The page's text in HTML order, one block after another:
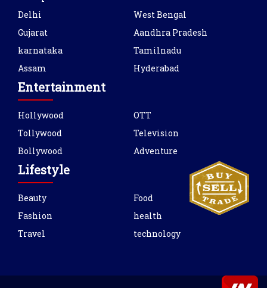
Delhi
Gujarat
karnataka
Assam
West Bengal
Aandhra Pradesh
Tamilnadu
Hyderabad
Entertainment
Hollywood
Tollywood
Bollywood
OTT
Television
Adventure
Lifestyle
Beauty
Fashion
Travel
Food
health
technology